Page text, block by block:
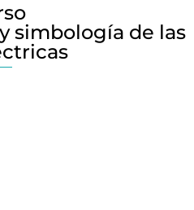
simbología de las